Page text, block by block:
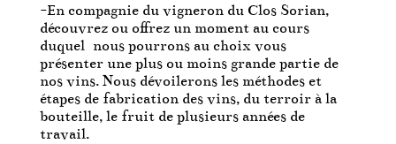
-En compagnie du vigneron du Clos Sorian,
découvrez ou offrez un moment au cours
duquel nous pourrons au choix vous
présenter une plus ou moins grande partie de
nos vins. Nous dévoilerons les méthodes et
étapes de fabrication des vins, du terroir à la
bouteille, le fruit de plusieurs années de
travail.